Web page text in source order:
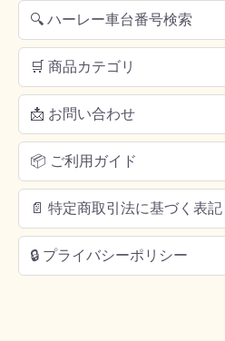
🔍 ハーレー車台番号検索
🛒 商品カテゴリ
📩 お問い合わせ
📦 ご利用ガイド
📄 特定商取引法に基づく表記
🔒 プライバシーポリシー